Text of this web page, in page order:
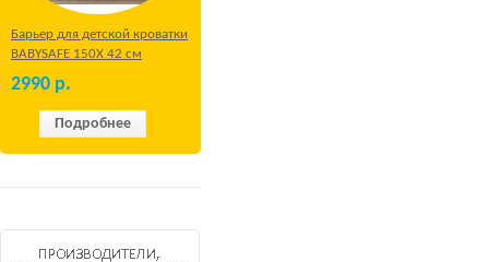
Барьер для детской кроватки
BABYSAFE 150Х 42 см
Бежевый
2990 р.
Подробнее